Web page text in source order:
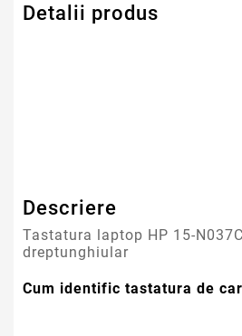
Detalii produs
Descriere
Tastatura laptop HP 15-
dreptunghiular
Cum identific tastatura de